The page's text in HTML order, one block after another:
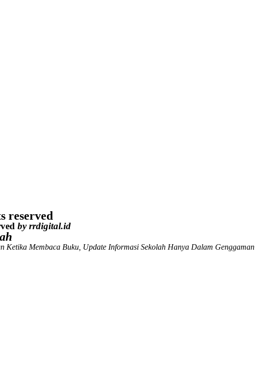
reserved
by rrdigital.id
Ketika Membaca Buku, Update Informasi Sekolah Hanya Dalam Genggaman